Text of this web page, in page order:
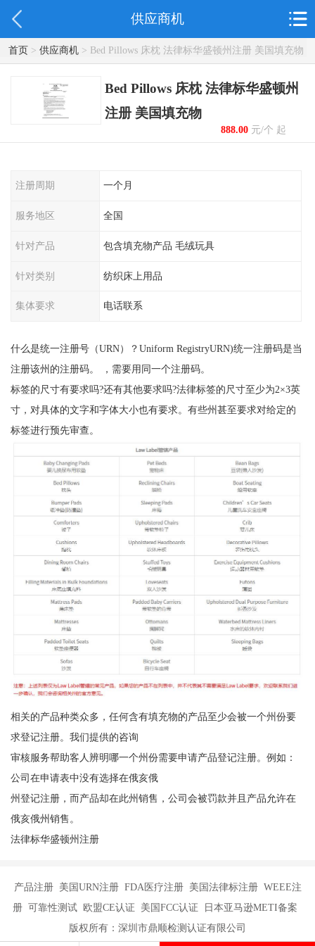
供应商机
首页> 供应商机> Bed Pillows 床枕 法律标华盛顿州注册 美国填充物
Bed Pillows 床枕 法律标华盛顿州
注册 美国填充物
888.00元/个 起
注册周期 一个月
服务地区 全国
针对产品 包含填充物产品 毛绒玩具
针对类别 纺织床上用品
集体要求 电话联系
什么是统一注册号（URN）？Uniform RegistryURN)统一注册码是当
注册该州的注册码。 ，需要用同一个注册码。
标签的尺寸有要求吗?还有其他要求吗?法律标签的尺寸至少为2×3英
寸，对具体的文字和字体大小也有要求。有些州甚至要求对给定的
标签进行预先审查。
相关的产品种类众多，任何含有填充物的产品至少会被一个州份要
求登记注册。我们提供的咨询
审核服务帮助客人辨明哪一个州份需要申请产品登记注册。例如：
公司在申请表中没有选择在俄亥俄
州登记注册，而产品却在此州销售，公司会被罚款并且产品允许在
俄亥俄州销售。
法律标华盛顿州注册
产品注册 美国URN注册 FDA医疗注册 美国法律标注册 WEEE注
册 可靠性测试 欧盟CE认证 美国FCC认证 日本亚马逊METI备案
版权所有：深圳市鼎顺检测认证有限公司